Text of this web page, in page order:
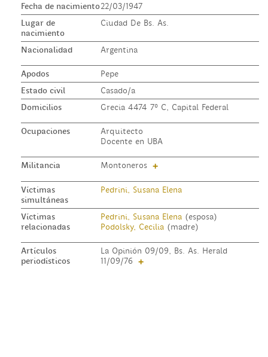
Fecha de nacimiento22/03/1947
Lugar de
nacimiento
Ciudad De Bs. As.
Nacionalidad Argentina
Apodos
Pepe
Estado civil
Casado/a
Domicilios
Grecia 4474 7º C, Capital Federal
Ocupaciones
Arquitecto
Docente en UBA
Militancia Montoneros +
Víctimas
simultáneas
Pedrini, Susana Elena
Víctimas
relacionadas
Pedrini, Susana Elena(esposa)
Podolsky, Cecilia(madre)
Artículos
periodísticos
La Opinión 09/09, Bs. As. Herald
11/09/76
+